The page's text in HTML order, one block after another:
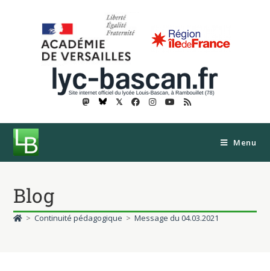
𝕏
Menu
Blog
> Continuité pédagogique > Message du 04.03.2021